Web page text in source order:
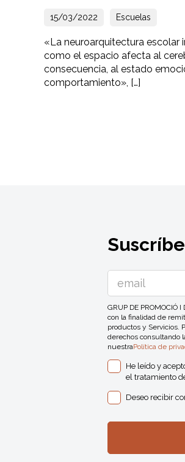
15/03/2022 Escuelas
«La neuroarquitectura escolar
como el espacio afecta al
consecuencia, al estado
comportamiento», […]
GRUP DE PROMOCIÓ
con la finalidad de
productos y Servicios.
derechos consultando
nuestraPolítica de
He leído y
el tratamiento
Deseo recibir